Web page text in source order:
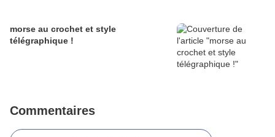
morse au crochet et style
télégraphique !
Commentaires